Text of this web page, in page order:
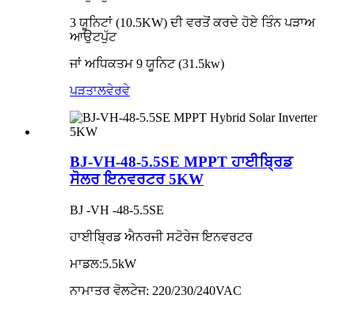
3 ਯੂਨਿਟਾਂ (10.5KW) ਦੀ ਵਰਤੋਂ ਕਰਦੇ ਹੋਏ ਤਿੰਨ ਪੜਾਅ
ਆਉਟਪੁੱਟ
ਜਾਂ ਅਧਿਕਤਮ 9 ਯੂਨਿਟ (31.5kw)
ਪੜਤਾਲਵੇਰਵੇ
BJ-VH-48-5.5SE MPPT ਹਾਈਬ੍ਰਿਡ
ਸੋਲਰ ਇਨਵਰਟਰ 5KW
BJ -VH -48-5.5SE
ਹਾਈਬ੍ਰਿਡ ਐਨਰਜੀ ਸਟੋਰੇਜ ਇਨਵਰਟਰ
ਮਾਡਲ:5.5kW
ਨਾਮਾਤਰ ਵੋਲਟੇਜ: 220/230/240VAC